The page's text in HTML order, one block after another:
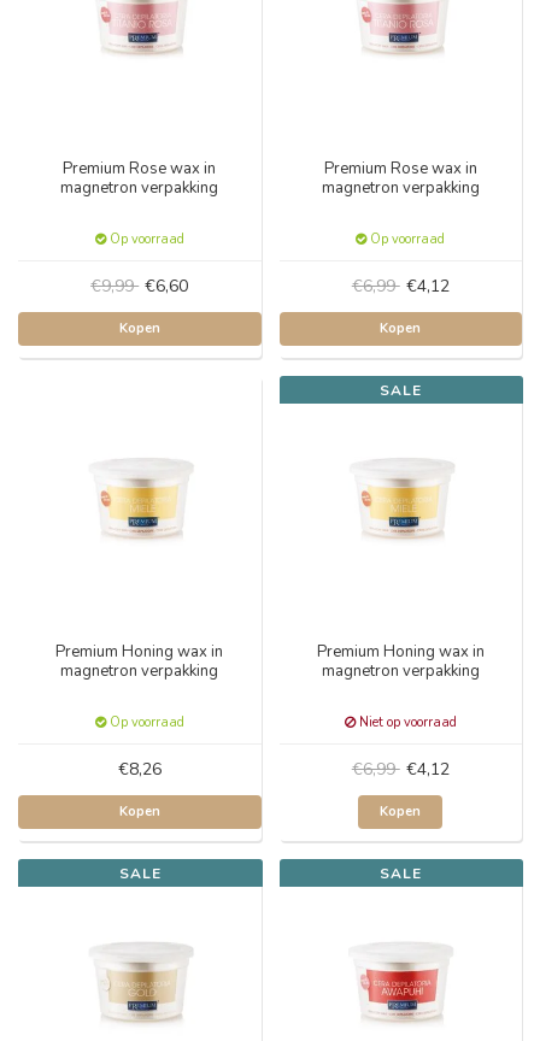
Premium Rose wax in
magnetron verpakking
Op voorraad
€9,99 €6,60
Kopen
Premium Rose wax in
magnetron verpakking
Op voorraad
€6,99 €4,12
Kopen
Premium Honing wax in
magnetron verpakking
Op voorraad
€8,26
Kopen
SALE
Premium Honing wax in
magnetron verpakking
Niet op voorraad
€6,99 €4,12
Kopen
SALE SALE